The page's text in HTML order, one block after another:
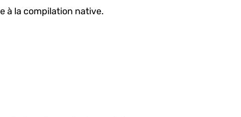
à la compilation native.